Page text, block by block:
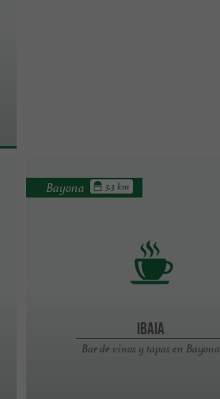
IBAIA
Bar de vinos y tapas en Bayona
Bayona 3.3 km